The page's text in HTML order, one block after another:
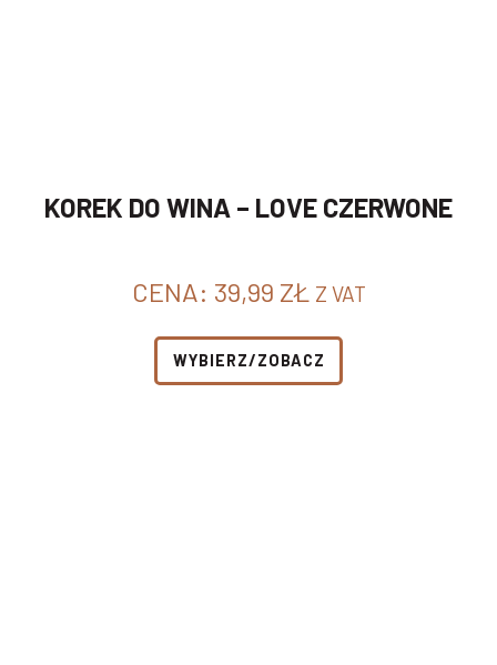
KOREK DO WINA – LOVE CZERWONE
CENA: 39,99 ZŁ Z VAT
WYBIERZ/ZOBACZ